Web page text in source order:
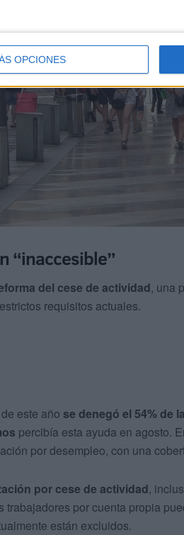
OPCIONES
“inaccesible”
del cese de actividad, una
requisitos actuales.
este año se denegó el 54% de
percibía esta ayuda en agosto.
por desempleo, con una
por cese de actividad,
por cuenta propia
están excluidos.